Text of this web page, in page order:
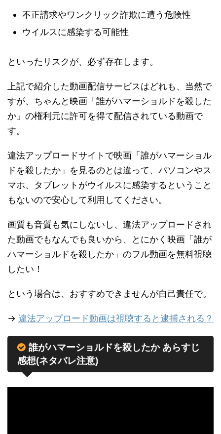
不正請求やワンクリック詐欺に遭う危険性
ウイルスに感染する可能性
といったリスクが、必ず存在します。
上記で紹介した動画配信サービスはどれも、当然で
すが、ちゃんと映画「誰がハマーショルドを殺した
か」の権利元に許可を得て配信されている動画で
す。
違法アップロードサイトで映画「誰がハマーショル
ドを殺したか」を見るのとは違って、パソコンやス
マホ、タブレットがウイルスに感染するということ
もないので安心して利用してください。
画質も音質も気にしないし、違法アップロードされ
た動画でもなんでも良いから、とにかく映画「誰が
ハマーショルドを殺したか」のフル動画を無料視聴
したい！
という場合は、おすすめできませんが自己責任で。
→ 違法アップロード動画は視聴すると逮捕される？
誰がハマーショルドを殺したか あらすじ
感想(ネタバレ注意)